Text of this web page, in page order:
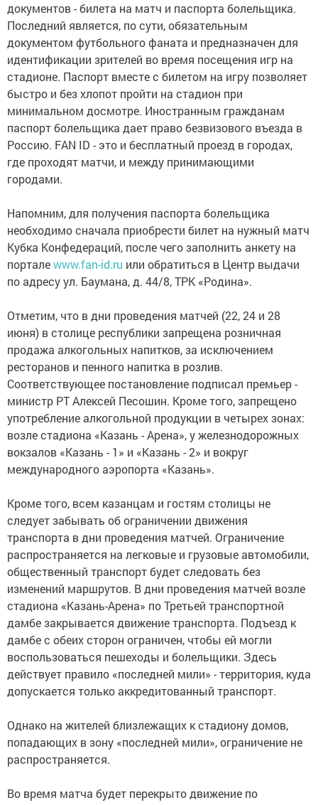
документов - билета на матч и паспорта болельщика.
Последний является, по сути, обязательным
документом футбольного фаната и предназначен для
идентификации зрителей во время посещения игр на
стадионе. Паспорт вместе с билетом на игру позволяет
быстро и без хлопот пройти на стадион при
минимальном досмотре. Иностранным гражданам
паспорт болельщика дает право безвизового въезда в
Россию. FAN ID - это и бесплатный проезд в городах,
где проходят матчи, и между принимающими
городами.
Напомним, для получения паспорта болельщика
необходимо сначала приобрести билет на нужный матч
Кубка Конфедераций, после чего заполнить анкету на
порталеwww.fan-id.ru или обратиться в Центр выдачи
по адресу ул. Баумана, д. 44/8, ТРК «Родина».
Отметим, что в дни проведения матчей (22, 24 и 28
июня) в столице республики запрещена розничная
продажа алкогольных напитков, за исключением
ресторанов и пенного напитка в розлив.
Соответствующее постановление подписал премьер -
министр РТ Алексей Песошин. Кроме того, запрещено
употребление алкогольной продукции в четырех зонах:
возле стадиона «Казань - Арена», у железнодорожных
вокзалов «Казань - 1» и «Казань - 2» и вокруг
международного аэропорта «Казань».
Кроме того, всем казанцам и гостям столицы не
следует забывать об ограничении движения
транспорта в дни проведения матчей. Ограничение
распространяется на легковые и грузовые автомобили,
общественный транспорт будет следовать без
изменений маршрутов. В дни проведения матчей возле
стадиона «Казань-Арена» по Третьей транспортной
дамбе закрывается движение транспорта. Подъезд к
дамбе с обеих сторон ограничен, чтобы ей могли
воспользоваться пешеходы и болельщики. Здесь
действует правило «последней мили» - территория, куда
допускается только аккредитованный транспорт.
Однако на жителей близлежащих к стадиону домов,
попадающих в зону «последней мили», ограничение не
распространяется.
Во время матча будет перекрыто движение по